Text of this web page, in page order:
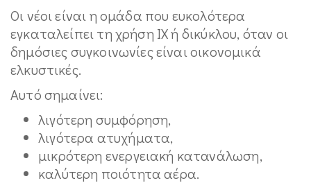
Οι νέοι είναι η ομάδα που ευκολότερα
εγκαταλείπει τη χρήση ΙΧ ή δικύκλου, όταν οι
δημόσιες συγκοινωνίες είναι οικονομικά
ελκυστικές.
Αυτό σημαίνει:
λιγότερη συμφόρηση,
λιγότερα ατυχήματα,
μικρότερη ενεργειακή κατανάλωση,
καλύτερη ποιότητα αέρα.